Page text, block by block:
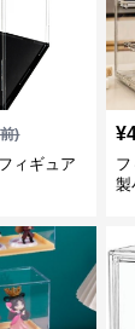
)
ィギュア
¥
製